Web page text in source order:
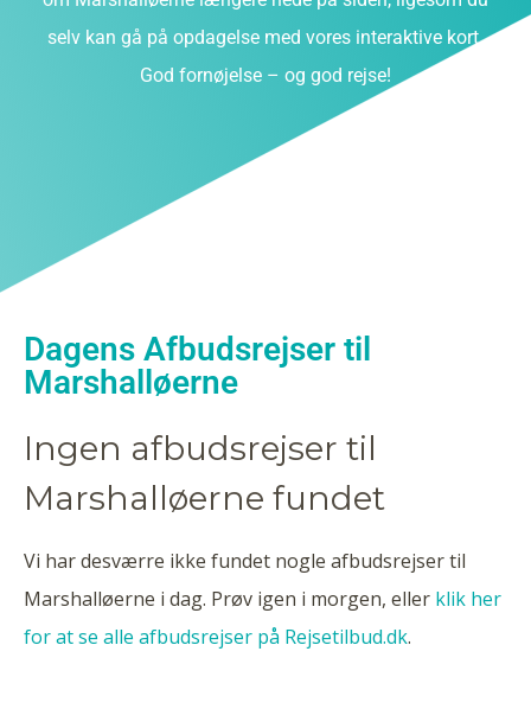
selv kan gå på opdagelse med vores interaktive kort.
God fornøjelse – og god rejse!
Dagens Afbudsrejser til
Marshalløerne
Ingen afbudsrejser til
Marshalløerne fundet
Vi har desværre ikke fundet nogle afbudsrejser til
Marshalløerne i dag. Prøv igen i morgen, eller klik her
for at se alle afbudsrejser på Rejsetilbud.dk.